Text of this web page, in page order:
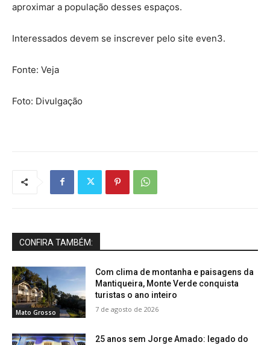
aproximar a população desses espaços.
Interessados devem se inscrever pelo site even3.
Fonte: Veja
Foto: Divulgação
CONFIRA TAMBÉM:
Mato Grosso
Com clima de montanha e paisagens da
Mantiqueira, Monte Verde conquista
turistas o ano inteiro
7 de agosto de 2026
25 anos sem Jorge Amado: legado do